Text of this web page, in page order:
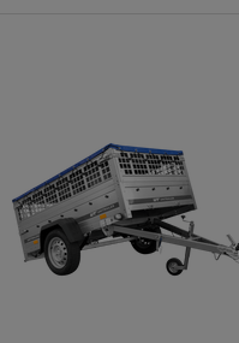
Umzüge
Warentransport
Versands auf Palette
hohe